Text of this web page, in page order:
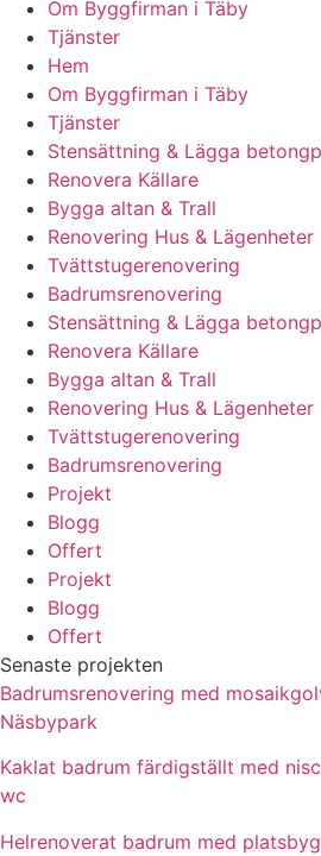
Om Byggfirman i Täby
Tjänster
Hem
Om Byggfirman i Täby
Tjänster
Stensättning & Lägga
Renovera Källare
Bygga altan & Trall
Renovering Hus & Lägenheter
Tvättstugerenovering
Badrumsrenovering
Stensättning & Lägga
Renovera Källare
Bygga altan & Trall
Renovering Hus & Lägenheter
Tvättstugerenovering
Badrumsrenovering
Projekt
Blogg
Offert
Projekt
Blogg
Offert
Senaste projekten
Badrumsrenovering med
Näsbypark
Kaklat badrum färdigställt med
wc
Helrenoverat badrum med